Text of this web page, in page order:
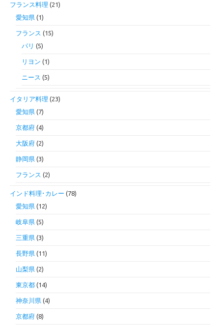
フランス料理 (21)
愛知県 (1)
フランス (15)
パリ (5)
リヨン (1)
ニース (5)
イタリア料理 (23)
愛知県 (7)
京都府 (4)
大阪府 (2)
静岡県 (3)
フランス (2)
インド料理･カレー (78)
愛知県 (12)
岐阜県 (5)
三重県 (3)
長野県 (11)
山梨県 (2)
東京都 (14)
神奈川県 (4)
京都府 (8)